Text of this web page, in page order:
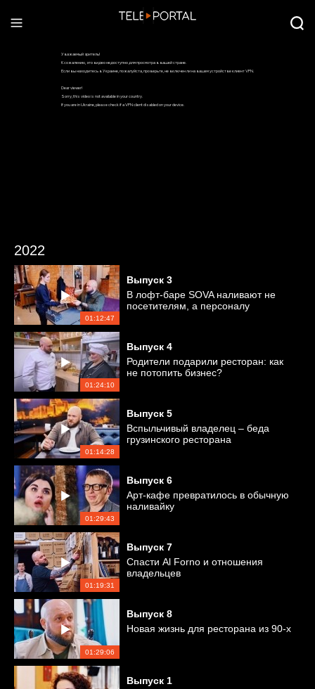
2022
01:12:47
Выпуск 3
В лофт-баре SOVA наливают не
посетителям, а персоналу
01:24:10
Выпуск 4
Родители подарили ресторан: как
не потопить бизнес?
01:14:28
Выпуск 5
Вспыльчивый владелец – беда
грузинского ресторана
01:29:43
Выпуск 6
Арт-кафе превратилось в обычную
наливайку
01:19:31
Выпуск 7
Спасти Al Forno и отношения
владельцев
01:29:06
Выпуск 8
Новая жизнь для ресторана из 90-х
Выпуск 1